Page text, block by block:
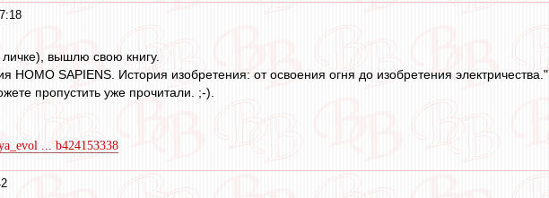
вышлю свою книгу.
HOMO SAPIENS. История изобретения: от освоения огня до изобретения электричества."
пропустить уже прочитали. ;-).
... b424153338